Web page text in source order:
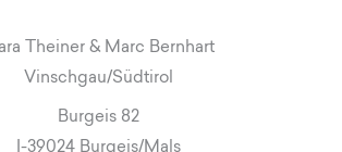
Theiner & Marc Bernhart
Vinschgau/Südtirol
Burgeis 82
I-39024 Burgeis/Mals